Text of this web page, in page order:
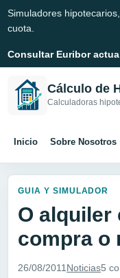
Simuladores
cuota.
Consultar Euribor
Cálculo de
Calculadoras
Inicio Sobre Nosotros
GUIA Y SIMULADOR
O alquiler
compra o
26/08/2011 Noticias5